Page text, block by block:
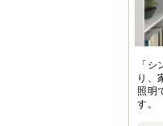
「
り、
照明
す。